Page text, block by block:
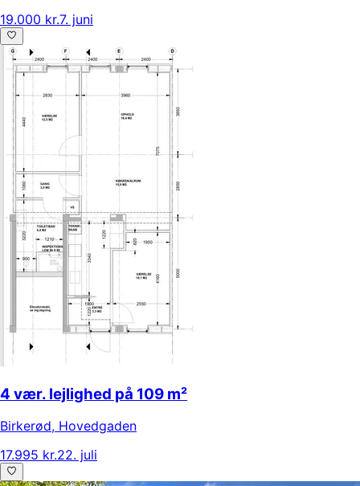
19.000 kr.7. juni
4 vær. lejlighed på 109 m²
Birkerød, Hovedgaden
17.995 kr.22. juli